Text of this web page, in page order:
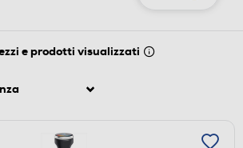
e prodotti visualizzati